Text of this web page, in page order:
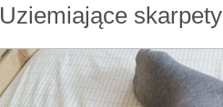
Uziemiające skarpety